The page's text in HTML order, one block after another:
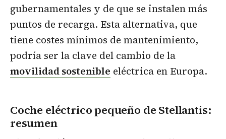
gubernamentales y de que se instalen más
puntos de recarga. Esta alternativa, que
tiene costes mínimos de mantenimiento,
podría ser la clave del cambio de la
movilidad sostenible eléctrica en Europa.
Coche eléctrico pequeño de Stellantis:
resumen